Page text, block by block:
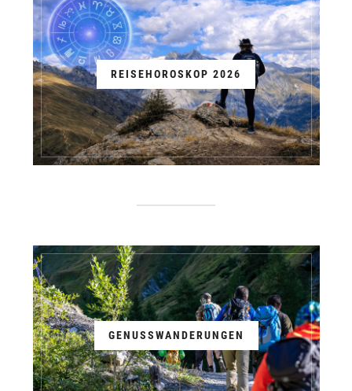
REISEHOROSKOP 2026
GENUSSWANDERUNGEN